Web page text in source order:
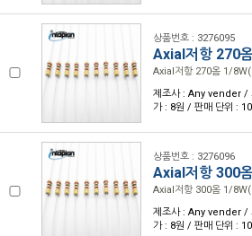
상품번호 : 3276095
Axial저항 270
Axial저항 270옴 1/
제조사 : Any vender /
가 : 8원 / 판매 단위 :
상품번호 : 3276096
Axial저항 300
Axial저항 300옴 1/
제조사 : Any vender /
가 : 8원 / 판매 단위 :